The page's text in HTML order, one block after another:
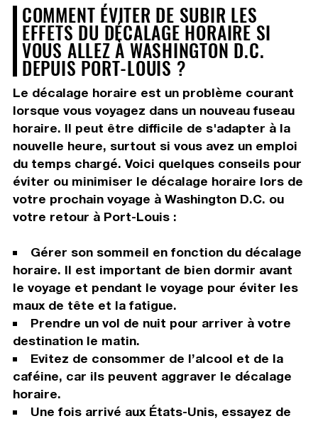
COMMENT ÉVITER DE SUBIR LES
EFFETS DU DÉCALAGE HORAIRE SI
VOUS ALLEZ À WASHINGTON D.C.
DEPUIS PORT-LOUIS ?
Le décalage horaire est un problème courant
lorsque vous voyagez dans un nouveau fuseau
horaire. Il peut être difficile de s'adapter à la
nouvelle heure, surtout si vous avez un emploi
du temps chargé. Voici quelques conseils pour
éviter ou minimiser le décalage horaire lors de
votre prochain voyage à Washington D.C. ou
votre retour à Port-Louis :
Gérer son sommeil en fonction du décalage
horaire. Il est important de bien dormir avant
le voyage et pendant le voyage pour éviter les
maux de tête et la fatigue.
Prendre un vol de nuit pour arriver à votre
destination le matin.
Evitez de consommer de l’alcool et de la
caféine, car ils peuvent aggraver le décalage
horaire.
Une fois arrivé aux États-Unis, essayez de